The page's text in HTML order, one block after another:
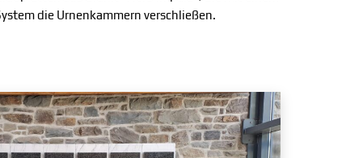
die Urnenkammern verschließen.